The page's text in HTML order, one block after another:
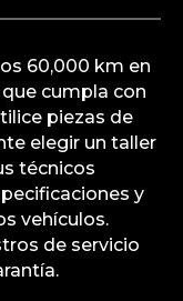
60,000 km en
cumpla con
piezas de
elegir un taller
técnicos
y
vehículos.
de servicio